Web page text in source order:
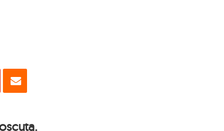
Pin